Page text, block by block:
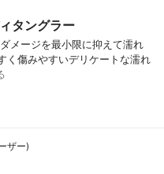
タングラー
ダメージを最小限に抑えて濡れ
傷みやすいデリケートな濡れ
ザー)